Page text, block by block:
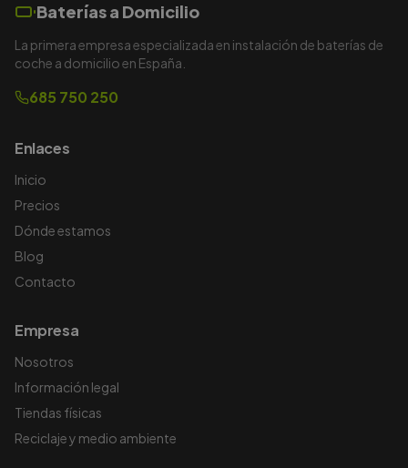
Baterías a Domicilio
La primera empresa especializada en instalación de baterías de
coche a domicilio en España.
685 750 250
Enlaces
Inicio
Precios
Dónde estamos
Blog
Contacto
Empresa
Nosotros
Información legal
Tiendas físicas
Reciclaje y medio ambiente